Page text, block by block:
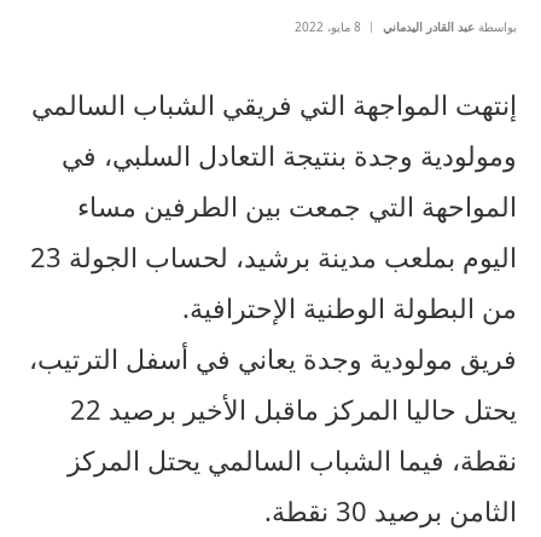
بواسطة عبد القادر اليدماني 8 مايو، 2022
إنتهت المواجهة التي فريقي الشباب السالمي
ومولودية وجدة بنتيجة التعادل السلبي، في
المواحهة التي جمعت بين الطرفين مساء
اليوم بملعب مدينة برشيد، لحساب الجولة 23
من البطولة الوطنية الإحترافية.
فريق مولودية وجدة يعاني في أسفل الترتيب،
يحتل حاليا المركز ماقبل الأخير برصيد 22
نقطة، فيما الشباب السالمي يحتل المركز
الثامن برصيد 30 نقطة.